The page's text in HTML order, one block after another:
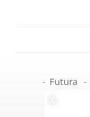
- Futura -